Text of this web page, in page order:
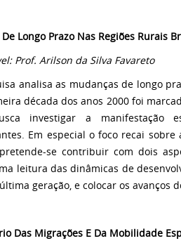
Longo Prazo Nas Regiões Rurais
Prof. Arilson da Silva Favareto
analisa as mudanças de longo
década dos anos 2000 foi
investigar a manifestação
Em especial o foco recai
se contribuir com dois
leitura das dinâmicas de
geração, e colocar os avanços
Das Migrações E Da Mobilidade